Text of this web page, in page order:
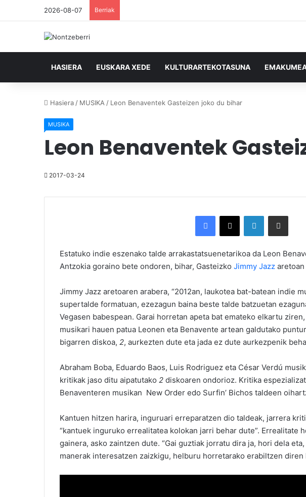
2026-08-07 Berriak
HASIERA EUSKARA XEDE KULTURARTEKOTASUNA
Hasiera / MUSIKA / Leon Benaventek Gasteizen joko du bihar
MUSIKA
Leon Benaventek
2017-03-24
Estatuko indie eszenako talde arrakastatsuenetarikoa da Leon
Antzokia goraino bete ondoren, bihar, Gasteizko Jimmy Jazz
Jimmy Jazz aretoaren arabera, “2012an, laukotea bat-batean indie
supertalde formatuan, ezezagun baina beste talde batzuetan
Vegasen babespean. Garai horretan apeta bat emateko elkartu
musikari hauen patua Leonen eta Benavente artean galdutako
bigarren diskoa, 2, aurkezten dute eta jada ez dute aurkezpenik
Abraham Boba, Eduardo Baos, Luis Rodriguez eta César Verdú
kritikak jaso ditu aipatutako 2 diskoaren ondorioz. Kritika
Benaventeren musikan New Order edo Surfin’ Bichos taldeen
Kantuen hitzen harira, inguruari erreparatzen dio taldeak, jarrera
“kantuek inguruko errealitatea kolokan jarri behar dute”. Errealitate
gainera, asko zaintzen dute. “Gai guztiak jorratu dira ja, hori dela
manerak interesatzen zaizkigu, helburu horretarako erabiltzen diren